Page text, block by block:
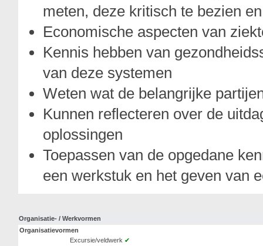
meten, deze kritisch te bezien
Economische aspecten van
Kennis hebben van
van deze systemen
Weten wat de belangrijke
Kunnen reflecteren over de
oplossingen
Toepassen van de opgedane
een werkstuk en het geven van
Organisatie- / Werkvormen
Organisatievormen
Excursie/veldwerk ✔